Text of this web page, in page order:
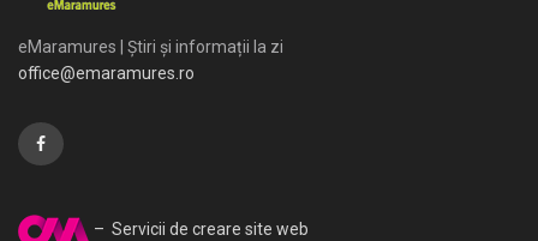
eMaramures | Știri și informații la zi
office@emaramures.ro
– Servicii de creare site web